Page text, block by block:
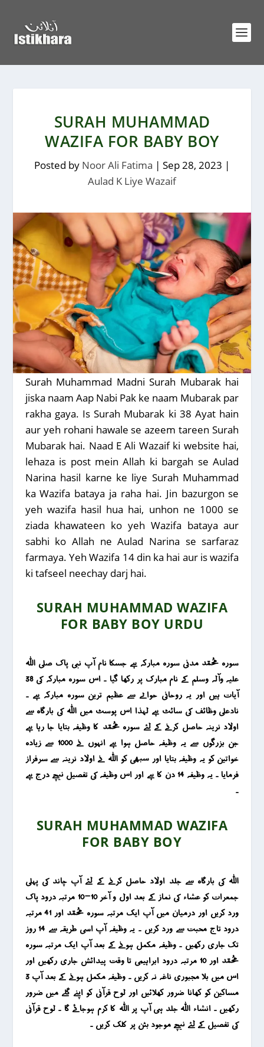
SURAH MUHAMMAD
WAZIFA FOR BABY BOY
Posted by Noor Ali Fatima | Sep 28, 2023 |
Aulad K Liye Wazaif
Surah Muhammad Madni Surah Mubarak hai
jiska naam Aap Nabi Pak ke naam Mubarak par
rakha gaya. Is Surah Mubarak ki 38 Ayat hain
aur yeh rohani hawale se azeem tareen Surah
Mubarak hai. Naad E Ali Wazaif ki website hai,
lehaza is post mein Allah ki bargah se Aulad
Narina hasil karne ke liye Surah Muhammad
ka Wazifa bataya ja raha hai. Jin bazurgon se
yeh wazifa hasil hua hai, unhon ne 1000 se
ziada khawateen ko yeh Wazifa bataya aur
sabhi ko Allah ne Aulad Narina se sarfaraz
farmaya. Yeh Wazifa 14 din ka hai aur is wazifa
ki tafseel neechay darj hai.
SURAH MUHAMMAD WAZIFA
FOR BABY BOY URDU
سورہ محمد مدنی سورہ مبارکہ ہے جسکا نام آپ نبی پاک صلی اللہ
علیہ وآلہ وسلم کے نام مبارک پر رکھا گیا ۔ اس سورہ مبارکہ کی 38
آیات ہیں اور یہ روحانی حوالے سے عظیم ترین سورہ مبارکہ ہے ۔
نادعلی وظائف کی سائٹ ہے لہذا اس پوسٹ میں اللہ کی بارگاہ سے
اولاد نرینہ حاصل کرنے کے لئے سورہ محمد کا وظیفہ بتایا جا رہا ہے
جن بزرگوں سے یہ وظیفہ حاصل ہوا ہے انہوں نے 1000 سے زیادہ
خواتین کو یہ وظیفہ بتایا اور سبھی کو اللہ نے اولاد نرینہ سے سرفراز
فرمایا ۔ یہ وظیفہ 14 دن کا ہے اور اس وظیفہ کی تفصیل نیچے درج ہے
۔
SURAH MUHAMMAD WAZIFA
FOR BABY BOY
اللہ کی بارگاہ سے جلد اولاد حاصل کرنے کے لئے آپ چاند کی پہلی
جمعرات کو عشاء کی نماز کے بعد اول و آخر 10-10 مرتبہ درود پاک
ورد کریں اور درمیان میں آپ ایک مرتبہ سورہ محمد اور 41 مرتبہ
درود تاج محبت سے ورد کریں ۔ یہ وظیفہ آپ اسی طریقہ سے 14 روز
تک جاری رکھیں ۔ وظیفہ مکمل ہونے کے بعد آپ ایک مرتبہ سورہ
محمد اور 10 مرتبہ درود ابراہیمی تا وقت پیدائش جاری رکھیں اور
اس میں بلا مجبوری ناغہ نہ کریں ۔ وظیفہ مکمل ہونے کے بعد آپ 3
مساکین کو کھانا ضرور کھلائیں اور لوح قرآنی کو اپنے گلے میں ضرور
رکھیں ۔ انشاء اللہ جلد ہی آپ پر اللہ کا کرم ہوجائے گا ۔ لوح قرآنی
کی تفصیل کے لئے نیچے موجود بٹن پر کلک کریں ۔